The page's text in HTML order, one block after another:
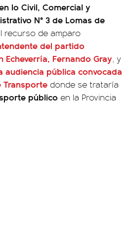
lo Civil, Comercial y
N° 3 de Lomas de
recurso de amparo
del partido
Echeverría, Fernando Gray, y
audiencia pública convocada
Transporte donde se trataría
público en la Provincia